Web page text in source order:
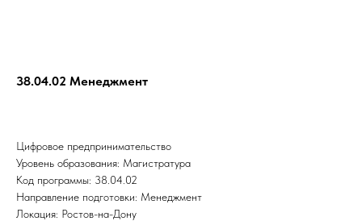
38.04.02 Менеджмент
Цифровое предпринимательство
Уровень образования: Магистратура
Код программы: 38.04.02
Направление подготовки: Менеджмент
Локация: Ростов-на-Дону